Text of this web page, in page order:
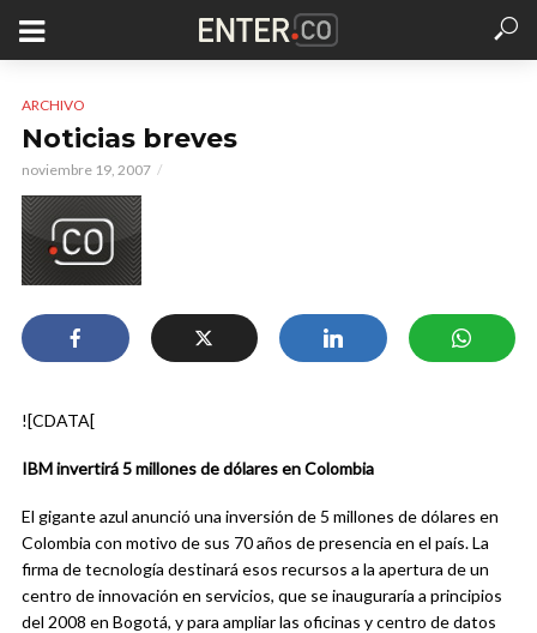
ARCHIVO
Noticias breves
noviembre 19, 2007
![CDATA[
IBM invertirá 5 millones de dólares en Colombia
El gigante azul anunció una inversión de 5 millones de dólares en
Colombia con motivo de sus 70 años de presencia en el país. La
firma de tecnología destinará esos recursos a la apertura de un
centro de innovación en servicios, que se inauguraría a principios
del 2008 en Bogotá, y para ampliar las oficinas y centro de datos